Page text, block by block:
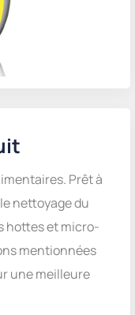
Prêt à
nettoyage du
hottes et micro-
mentionnées
une meilleure